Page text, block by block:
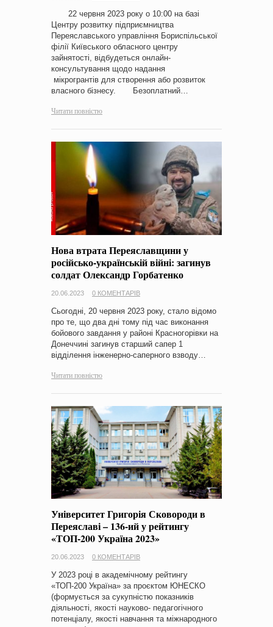
22 червня 2023 року о 10:00 на базі
Центру розвитку підприємництва
Переяславського управління Бориспільської
філії Київського обласного центру
зайнятості, відбудеться онлайн-
консультування щодо надання
мікрогрантів для створення або розвиток
власного бізнесу. Безоплатний…
Читати повністю
Нова втрата Переяславщини у
російсько-українській війні: загинув
солдат Олександр Горбатенко
20.06.2023 0 КОМЕНТАРІВ
Сьогодні, 20 червня 2023 року, стало відомо
про те, що два дні тому під час виконання
бойового завдання у районі Красногорівки на
Донеччині загинув старший сапер 1
відділення інженерно-саперного взводу…
Читати повністю
Університет Григорія Сковороди в
Переяславі – 136-ий у рейтингу
«ТОП-200 Україна 2023»
20.06.2023 0 КОМЕНТАРІВ
У 2023 році в академічному рейтингу
«ТОП-200 Україна» за проєктом ЮНЕСКО
(формується за сукупністю показників
діяльності, якості науково- педагогічного
потенціалу, якості навчання та міжнародного